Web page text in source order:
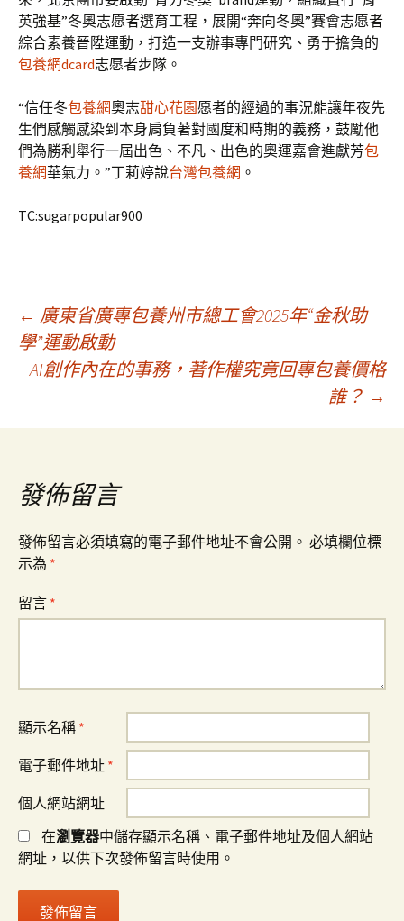
英強基”冬奧志愿者選育工程，展開“奔向冬奧”賽會志愿者
綜合素養晉陞運動，打造一支辦事專門研究、勇于擔負的
包養網dcard志愿者步隊。
“信任冬包養網奧志甜心花園愿者的經過的事況能讓年夜先
生們感觸感染到本身肩負著對國度和時期的義務，鼓勵他
們為勝利舉行一屆出色、不凡、出色的奧運嘉會進獻芳包
養網華氣力。”丁莉婷說台灣包養網 。
TC:sugarpopular900
文
章
導
覽
← 廣東省廣專包養州市總工會2025年“金秋助
學”運動啟動
AI創作內在的事務，著作權究竟回專包養價格
誰？ →
發佈留言
發佈留言必須填寫的電子郵件地址不會公開。 必填欄位標
示為 *
留言 *
顯示名稱 *
電子郵件地址 *
個人網站網址
在瀏覽器中儲存顯示名稱、電子郵件地址及個人網站
網址，以供下次發佈留言時使用。